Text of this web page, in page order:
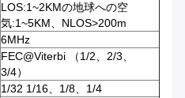
LOS:1~2KMの地球への空
気:1~5KM、NLOS>200m
6MHz
FEC@Viterbi （1/2、2/3、
3/4）
1/32 1/16、1/8、1/4